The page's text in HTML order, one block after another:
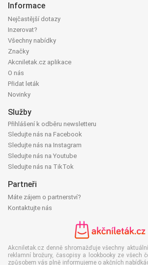
Informace
Nejčastější dotazy
Inzerovat?
Všechny nabídky
Značky
Akcniletak.cz aplikace
O nás
Přidat leták
Novinky
Služby
Přihlášení k odběru newsletteru
Sledujte nás na Facebook
Sledujte nás na Instagram
Sledujte nás na Youtube
Sledujte nás na TikTok
Partneři
Máte zájem o partnerství?
Kontaktujte nás
Akcniletak.cz denně shromažďuje všechny
reklamní brožury, časopisy a lookbooky ze všech
způsobem vás plně informujeme o akčních